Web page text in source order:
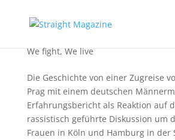
We fight,We live
Die Geschichte von einer Zugreise
Prag mit einem deutschen
Erfahrungsbericht als Reaktion auf
rassistisch geführte Diskussion um
Frauen in Köln und Hamburg in der